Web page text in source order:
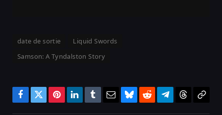
date de sortie
Liquid Swords
Samson: A Tyndalston Story
Facebook
TwitterPinterestLinkedInTumblrEmailBlueskyRedditTelegram